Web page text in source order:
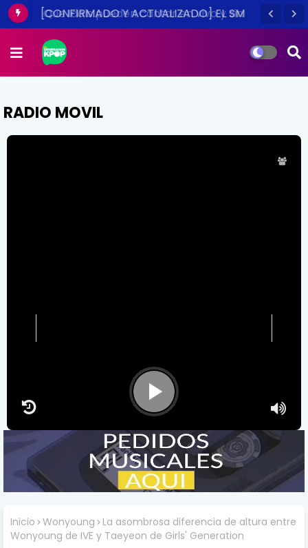
Que Idols pueden cantar en vivo y sin
(Part I)
RADIO MOVIL
Inicio Wonyoung
La asombrosa diferencia de altura entre
Wonyoung de IVE y Taeyeon de Girls' Generation